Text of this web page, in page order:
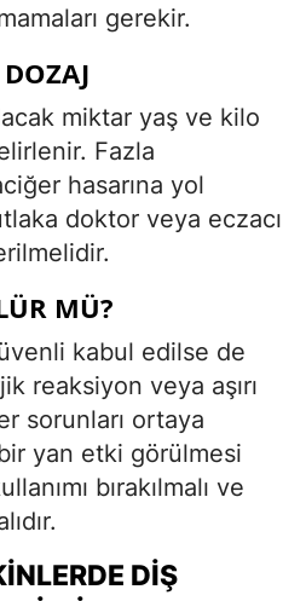
gerekir.
miktar yaş ve kilo
Fazla
hasarına yol
doktor veya eczacı
MÜ?
kabul edilse de
reaksiyon veya aşırı
sorunları ortaya
yan etki görülmesi
bırakılmalı ve
DIŞ